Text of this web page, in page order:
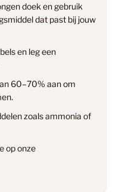
doek en gebruik
dat past bij jouw
en leg een
60–70% aan om
zoals ammonia of
op onze
levertijd
Retourneren